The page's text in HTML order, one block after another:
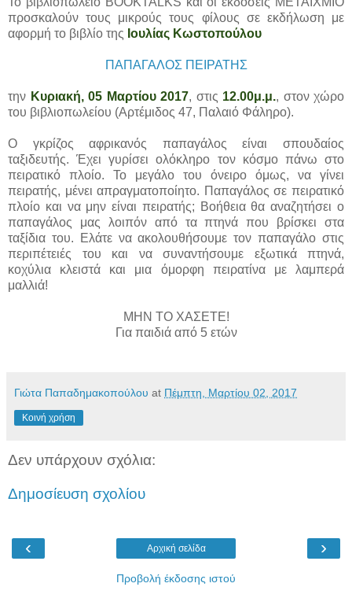
προσκαλούν τους μικρούς τους φίλους σε εκδήλωση με
αφορμή το βιβλίο της Ιουλίας Κωστοπούλου
ΠΑΠΑΓΑΛΟΣ ΠΕΙΡΑΤΗΣ
την Κυριακή, 05 Μαρτίου 2017, στις 12.00μ.μ., στον χώρο
του βιβλιοπωλείου (Αρτέμιδος 47, Παλαιό Φάληρο).
Ο γκρίζος αφρικανός παπαγάλος είναι σπουδαίος
ταξιδευτής. Έχει γυρίσει ολόκληρο τον κόσμο πάνω στο
πειρατικό πλοίο. Το μεγάλο του όνειρο όμως, να γίνει
πειρατής, μένει απραγματοποίητο. Παπαγάλος σε πειρατικό
πλοίο και να μην είναι πειρατής; Βοήθεια θα αναζητήσει ο
παπαγάλος μας λοιπόν από τα πτηνά που βρίσκει στα
ταξίδια του. Ελάτε να ακολουθήσουμε τον παπαγάλο στις
περιπέτειές του και να συναντήσουμε εξωτικά πτηνά,
κοχύλια κλειστά και μια όμορφη πειρατίνα με λαμπερά
μαλλιά!
ΜΗΝ ΤΟ ΧΑΣΕΤΕ!
Για παιδιά από 5 ετών
Γιώτα Παπαδημακοπούλου at Πέμπτη, Μαρτίου 02, 2017
Κοινή χρήση
Δεν υπάρχουν σχόλια:
Δημοσίευση σχολίου
‹ ›
Αρχική σελίδα
Προβολή έκδοσης ιστού